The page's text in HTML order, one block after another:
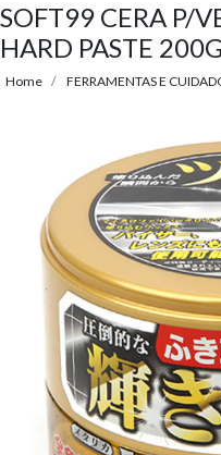
SOFT99 CERA P/
HARD PASTE
Home FERRAMENTAS E